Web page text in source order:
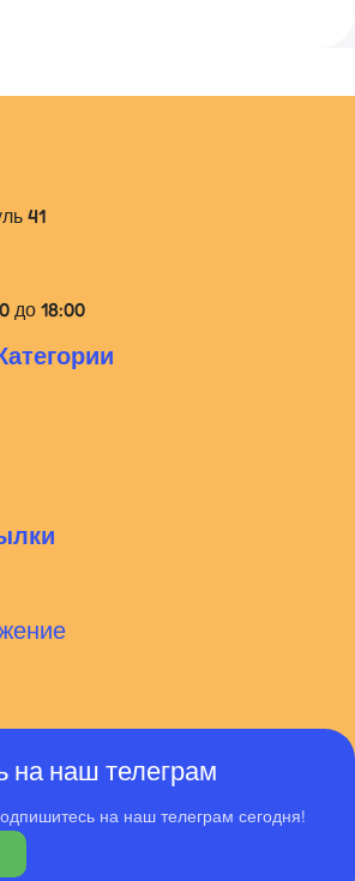
41
до 18:00
на наш телеграм
на наш телеграм сегодня!